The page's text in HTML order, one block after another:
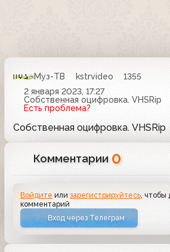
Муз-ТВ kstrvideo
1355
2 января 2023, 17:27
Собственная оцифровка. VHSRip
Есть проблема?
Собственная оцифровка. VHSRip
Комментарии 0
Войдите илизарегистрируйтесь , чтобы
комментарий
Вход через Телеграм